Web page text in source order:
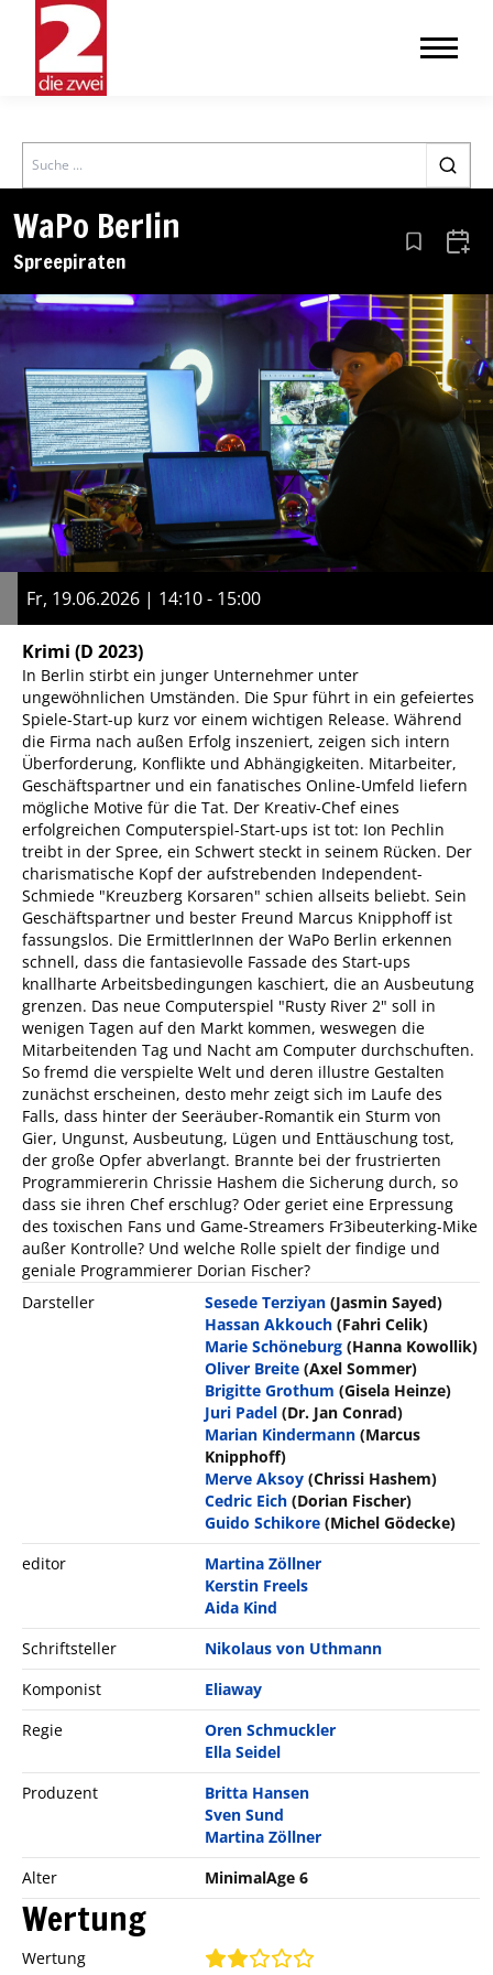
Search
WaPo Berlin
Spreepiraten Aus den
Fr, 19.06.2026 | 14:10 - 15:00
Krimi (D 2023)
In Berlin stirbt ein junger Unternehmer unter
ungewöhnlichen Umständen. Die Spur führt in ein gefeiertes
Spiele-Start-up kurz vor einem wichtigen Release. Während
die Firma nach außen Erfolg inszeniert, zeigen sich intern
Überforderung, Konflikte und Abhängigkeiten. Mitarbeiter,
Geschäftspartner und ein fanatisches Online-Umfeld liefern
mögliche Motive für die Tat. Der Kreativ-Chef eines
erfolgreichen Computerspiel-Start-ups ist tot: Ion Pechlin
treibt in der Spree, ein Schwert steckt in seinem Rücken. Der
charismatische Kopf der aufstrebenden Independent-
Schmiede "Kreuzberg Korsaren" schien allseits beliebt. Sein
Geschäftspartner und bester Freund Marcus Knipphoff ist
fassungslos. Die ErmittlerInnen der WaPo Berlin erkennen
schnell, dass die fantasievolle Fassade des Start-ups
knallharte Arbeitsbedingungen kaschiert, die an Ausbeutung
grenzen. Das neue Computerspiel "Rusty River 2" soll in
wenigen Tagen auf den Markt kommen, weswegen die
Mitarbeitenden Tag und Nacht am Computer durchschuften.
So fremd die verspielte Welt und deren illustre Gestalten
zunächst erscheinen, desto mehr zeigt sich im Laufe des
Falls, dass hinter der Seeräuber-Romantik ein Sturm von
Gier, Ungunst, Ausbeutung, Lügen und Enttäuschung tost,
der große Opfer abverlangt. Brannte bei der frustrierten
Programmiererin Chrissie Hashem die Sicherung durch, so
dass sie ihren Chef erschlug? Oder geriet eine Erpressung
des toxischen Fans und Game-Streamers Fr3ibeuterking-Mike
außer Kontrolle? Und welche Rolle spielt der findige und
geniale Programmierer Dorian Fischer?
Darsteller
Sesede Terziyan (Jasmin Sayed)
Hassan Akkouch (Fahri Celik)
Marie Schöneburg (Hanna Kowollik)
Oliver Breite (Axel Sommer)
Brigitte Grothum (Gisela Heinze)
Juri Padel (Dr. Jan Conrad)
Marian Kindermann (Marcus
Knipphoff)
Merve Aksoy (Chrissi Hashem)
Cedric Eich (Dorian Fischer)
Guido Schikore (Michel Gödecke)
editor
Martina Zöllner
Kerstin Freels
Aida Kind
Schriftsteller
Nikolaus von Uthmann
Komponist
Eliaway
Regie
Oren Schmuckler
Ella Seidel
Produzent
Britta Hansen
Sven Sund
Martina Zöllner
Alter
MinimalAge 6
Wertung
Wertung